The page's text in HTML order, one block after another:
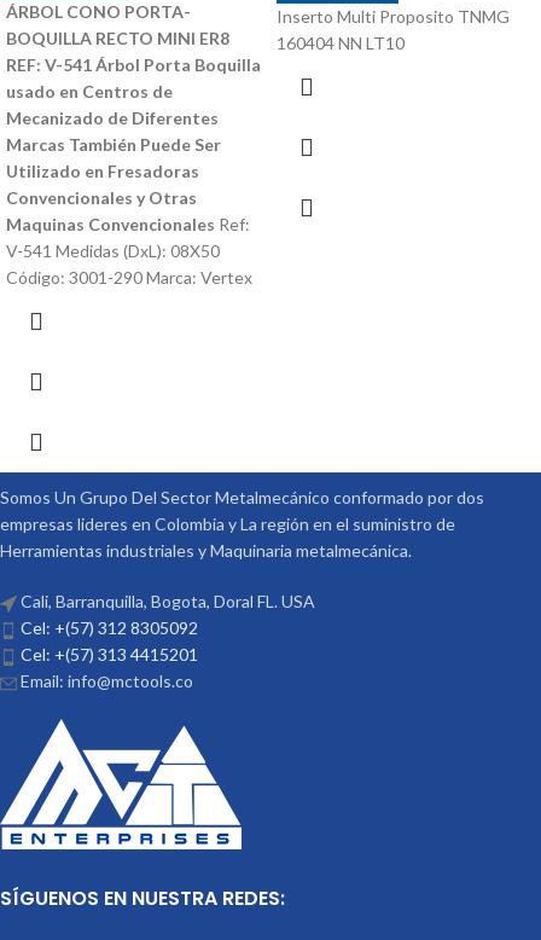
ÁRBOL CONO PORTA-
BOQUILLA RECTO MINI ER8
REF: V-541Árbol Porta Boquilla
usado en Centros de
Mecanizado de Diferentes
Marcas También Puede Ser
Utilizado en Fresadoras
Convencionales y Otras
Maquinas Convencionales Ref:
V-541 Medidas (DxL): 08X50
Código: 3001-290 Marca: Vertex
Inserto Multi Proposito TNMG
160404 NN LT10
Somos Un Grupo Del Sector Metalmecánico conformado por dos
empresas lideres en Colombia y La región en el suministro de
Herramientas industriales y Maquinaria metalmecánica.
Cali, Barranquilla, Bogota, Doral FL. USA
Cel: +(57) 312 8305092
Cel: +(57) 313 4415201
Email: info@mctools.co
SÍGUENOS EN NUESTRA REDES: